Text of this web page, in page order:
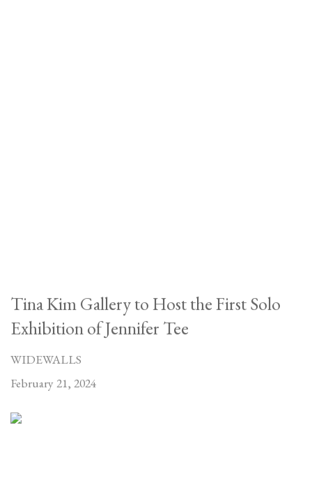
Tina Kim Gallery to Host the First Solo
Exhibition of Jennifer Tee
WIDEWALLS
February 21, 2024